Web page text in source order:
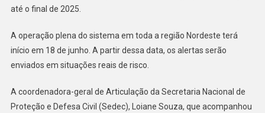
até o final de 2025.
A operação plena do sistema em toda a região Nordeste terá
início em 18 de junho. A partir dessa data, os alertas serão
enviados em situações reais de risco.
A coordenadora-geral de Articulação da Secretaria Nacional de
Proteção e Defesa Civil (Sedec), Loiane Souza, que acompanhou